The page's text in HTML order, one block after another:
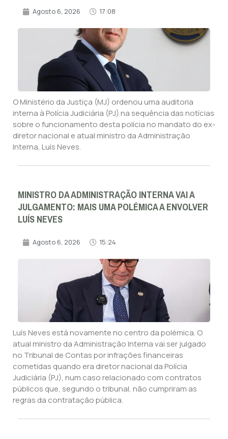
Agosto 6, 2026 17:08
O Ministério da Justiça (MJ) ordenou uma auditoria
interna à Polícia Judiciária (PJ) na sequência das notícias
sobre o funcionamento desta polícia no mandato do ex-
diretor nacional e atual ministro da Administração
Interna, Luís Neves.
MINISTRO DA ADMINISTRAÇÃO INTERNA VAI A
JULGAMENTO: MAIS UMA POLÉMICA A ENVOLVER
LUÍS NEVES
Agosto 6, 2026 15:24
Luís Neves está novamente no centro da polémica. O
atual ministro da Administração Interna vai ser julgado
no Tribunal de Contas por infrações financeiras
cometidas quando era diretor nacional da Polícia
Judiciária (PJ), num caso relacionado com contratos
públicos que, segundo o tribunal, não cumpriram as
regras da contratação pública.